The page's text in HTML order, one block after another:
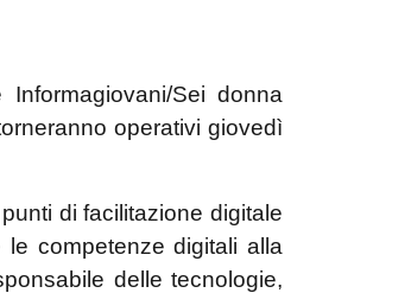
Sei donna
operativi giovedì
di facilitazione digitale
competenze digitali alla
delle tecnologie,